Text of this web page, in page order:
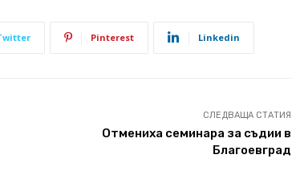
Pinterest Linkedin
СЛЕДВАЩА СТАТИЯ
Отмениха семинара за съдии в
Благоевград